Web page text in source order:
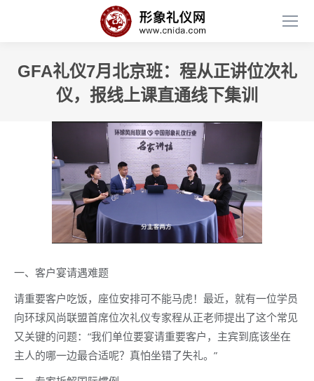
GFA礼仪7月北京班：程从正讲位次礼
仪，报线上课直通线下集训
一、客户宴请遇难题
请重要客户吃饭，座位安排可不能马虎！最近，就有一位学员
向环球风尚联盟首席位次礼仪专家程从正老师提出了这个常见
又关键的问题：“我们单位要宴请重要客户，主宾到底该坐在
主人的哪一边最合适呢？真怕坐错了失礼。”